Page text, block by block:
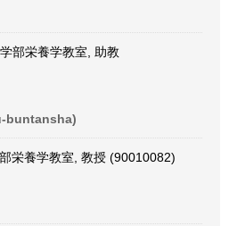
部栄養学教室, 助教
buntansha)
栄養学教室, 教授 (90010082)